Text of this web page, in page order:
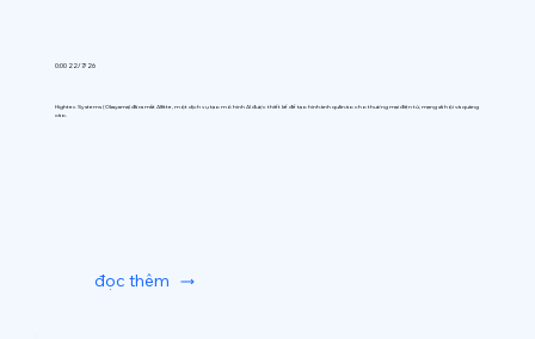
0:00 22/7/26
Hightec Systems (Okayama) đã ra mắt AIfitte, một dịch vụ tạo mô hình AI được thiết kế để tạo hình ảnh quần áo cho thương mại điện tử, mạng xã hội và quảng
cáo.
đọc thêm